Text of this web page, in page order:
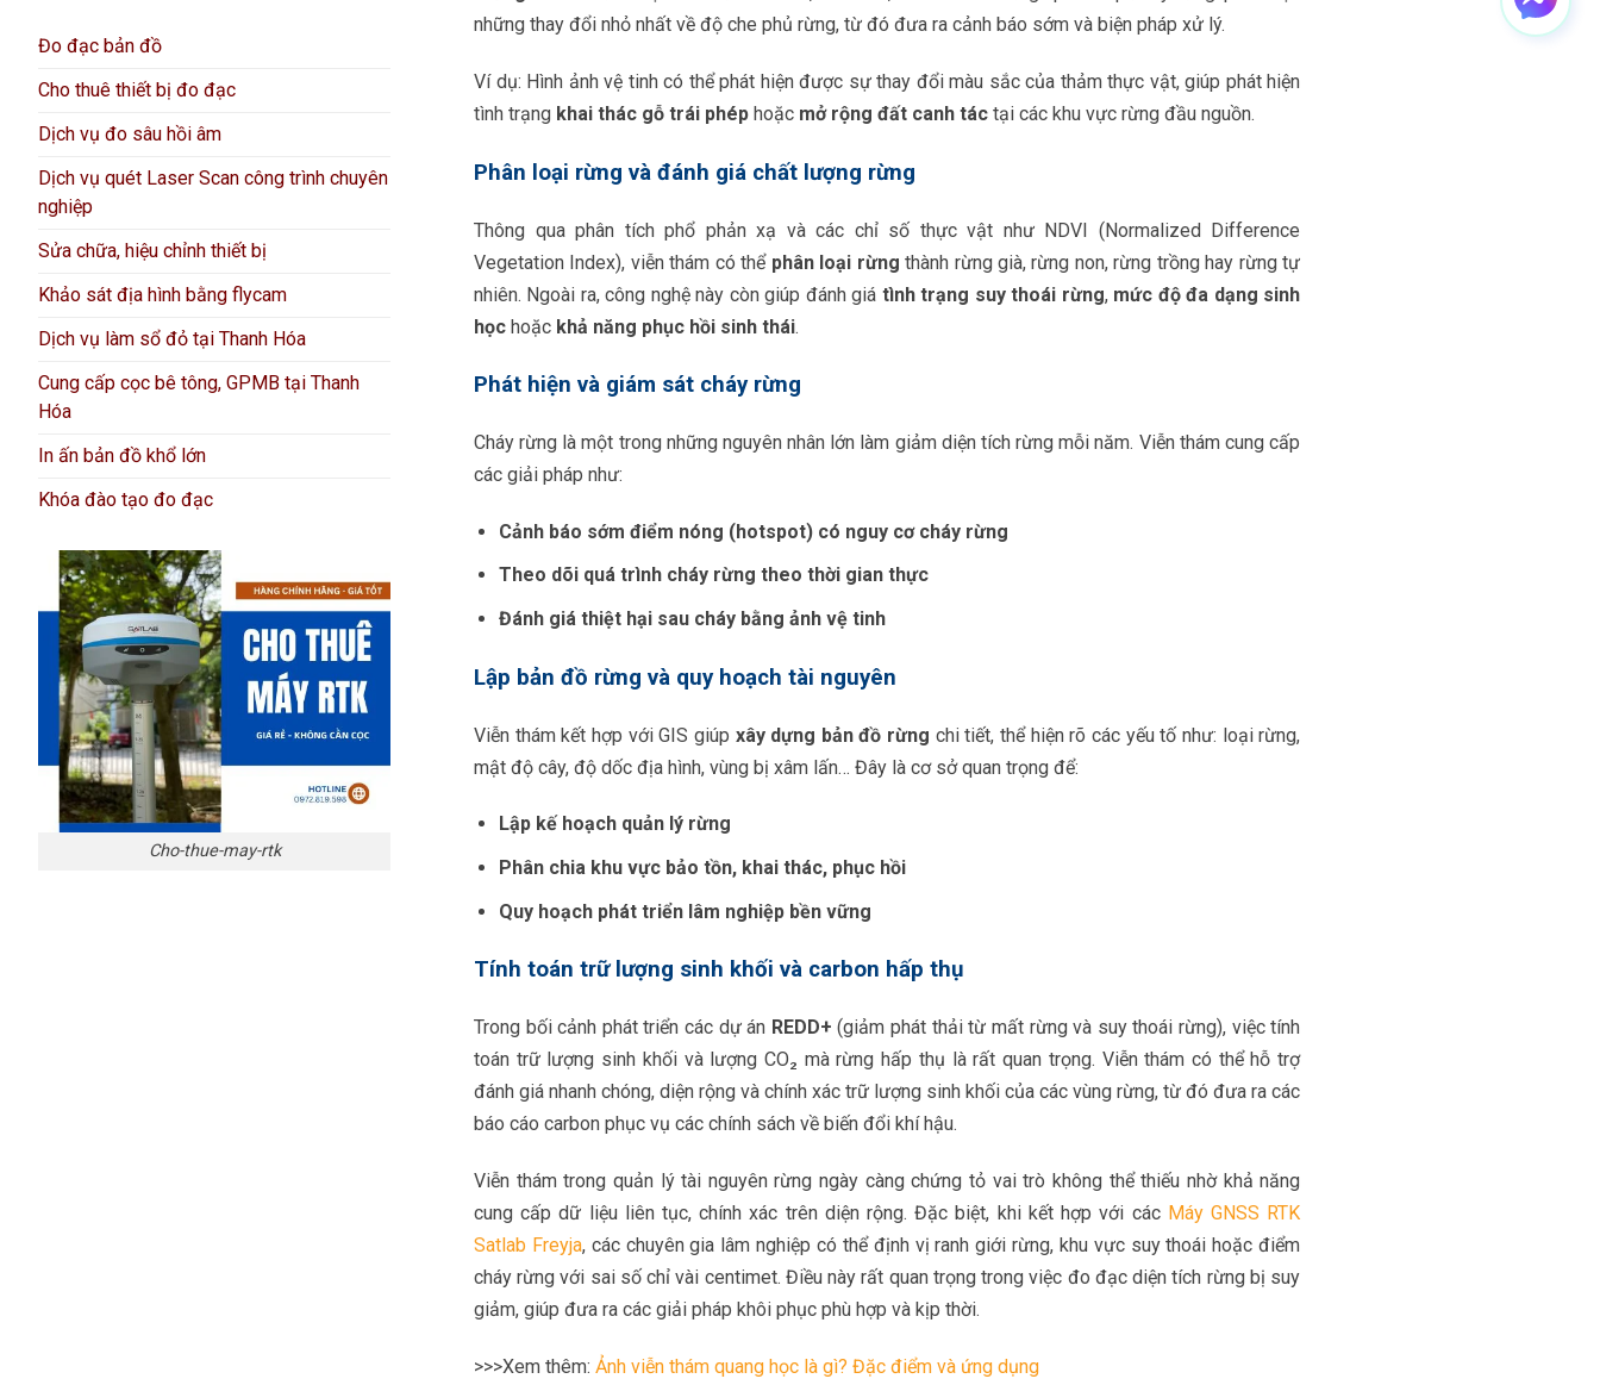
Đo đạc bản đồ
Cho thuê thiết bị đo đạc
Dịch vụ đo sâu hồi âm
Dịch vụ quét Laser Scan công trình chuyên
nghiệp
Sửa chữa, hiệu chỉnh thiết bị
Khảo sát địa hình bằng flycam
Dịch vụ làm sổ đỏ tại Thanh Hóa
Cung cấp cọc bê tông, GPMB tại Thanh
Hóa
In ấn bản đồ khổ lớn
Khóa đào tạo đo đạc
Cho-thue-may-rtk
những thay đổi nhỏ nhất về độ che phủ rừng, từ đó đưa ra cảnh báo sớm và biện pháp xử lý.
Ví dụ: Hình ảnh vệ tinh có thể phát hiện được sự thay đổi màu sắc của thảm thực vật, giúp phát hiện
tình trạng khai thác gỗ trái phép hoặc mở rộng đất canh tác tại các khu vực rừng đầu nguồn.
Phân loại rừng và đánh giá chất lượng rừng
Thông qua phân tích phổ phản xạ và các chỉ số thực vật như NDVI (Normalized Difference
Vegetation Index), viễn thám có thể phân loại rừng thành rừng già, rừng non, rừng trồng hay rừng tự
nhiên. Ngoài ra, công nghệ này còn giúp đánh giá tình trạng suy thoái rừng, mức độ đa dạng sinh
học hoặc khả năng phục hồi sinh thái.
Phát hiện và giám sát cháy rừng
Cháy rừng là một trong những nguyên nhân lớn làm giảm diện tích rừng mỗi năm. Viễn thám cung cấp
các giải pháp như:
Cảnh báo sớm điểm nóng (hotspot) có nguy cơ cháy rừng
Theo dõi quá trình cháy rừng theo thời gian thực
Đánh giá thiệt hại sau cháy bằng ảnh vệ tinh
Lập bản đồ rừng và quy hoạch tài nguyên
Viễn thám kết hợp với GIS giúp xây dựng bản đồ rừng chi tiết, thể hiện rõ các yếu tố như: loại rừng,
mật độ cây, độ dốc địa hình, vùng bị xâm lấn… Đây là cơ sở quan trọng để:
Lập kế hoạch quản lý rừng
Phân chia khu vực bảo tồn, khai thác, phục hồi
Quy hoạch phát triển lâm nghiệp bền vững
Tính toán trữ lượng sinh khối và carbon hấp thụ
Trong bối cảnh phát triển các dự án REDD+ (giảm phát thải từ mất rừng và suy thoái rừng), việc tính
toán trữ lượng sinh khối và lượng CO₂ mà rừng hấp thụ là rất quan trọng. Viễn thám có thể hỗ trợ
đánh giá nhanh chóng, diện rộng và chính xác trữ lượng sinh khối của các vùng rừng, từ đó đưa ra các
báo cáo carbon phục vụ các chính sách về biến đổi khí hậu.
Viễn thám trong quản lý tài nguyên rừng ngày càng chứng tỏ vai trò không thể thiếu nhờ khả năng
cung cấp dữ liệu liên tục, chính xác trên diện rộng. Đặc biệt, khi kết hợp với các Máy GNSS RTK
Satlab Freyja, các chuyên gia lâm nghiệp có thể định vị ranh giới rừng, khu vực suy thoái hoặc điểm
cháy rừng với sai số chỉ vài centimet. Điều này rất quan trọng trong việc đo đạc diện tích rừng bị suy
giảm, giúp đưa ra các giải pháp khôi phục phù hợp và kịp thời.
>>>Xem thêm: Ảnh viễn thám quang học là gì? Đặc điểm và ứng dụng